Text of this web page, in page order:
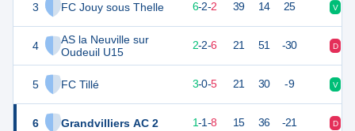
3 FC Jouy sous Thelle
4
AS la Neuville sur
Oudeuil U15
5 FC Tillé
6 Grandvilliers AC 2
20 6-2-2 39 14 25 V
8 2-2-6 21 51 -30 D
3-0-5 21 30 -9 V
4 1-1-8 15 36 -21 D